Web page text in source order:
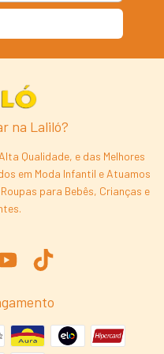
na Laliló?
Qualidade, e das Melhores
em Moda Infantil e Atuamos
para Bebês, Crianças e